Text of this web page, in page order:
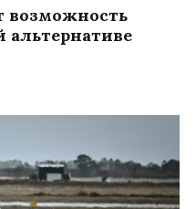
возможность
альтернативе